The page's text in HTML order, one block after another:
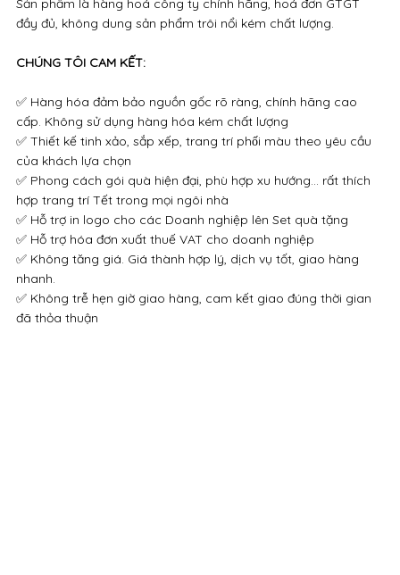
đầy đủ, không dung sản phẩm trôi nổi kém chất lượng.
CHÚNG TÔI CAM KẾT:
✅ Hàng hóa đảm bảo nguồn gốc rõ ràng, chính hãng cao
cấp. Không sử dụng hàng hóa kém chất lượng
✅ Thiết kế tinh xảo, sắp xếp, trang trí phối màu theo yêu cầu
của khách lựa chọn
✅ Phong cách gói quà hiện đại, phù hợp xu hướng… rất thích
hợp trang trí Tết trong mọi ngôi nhà
✅ Hỗ trợ in logo cho các Doanh nghiệp lên Set quà tặng
✅ Hỗ trợ hóa đơn xuất thuế VAT cho doanh nghiệp
✅ Không tăng giá. Giá thành hợp lý, dịch vụ tốt, giao hàng
nhanh.
✅ Không trễ hẹn giờ giao hàng, cam kết giao đúng thời gian
đã thỏa thuận